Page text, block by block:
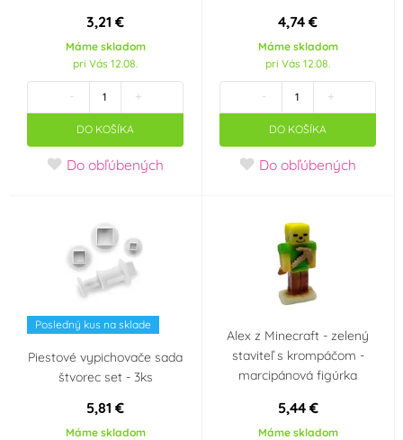
Vhodné pro
vegetariány (3)
Košer (kosher)
Party téma
Minecraft
Použití
v plynové troubě
v horkovzdušné
troubě
v mrazničce
Krajina pôvodu
Holandsko
3,21 €
Máme skladom
pri Vás 12.08.
- +
DO KOŠÍKA
Do obľúbených
4,74 €
Máme skladom
pri Vás 12.08.
- +
DO KOŠÍKA
Do obľúbených
Posledný kus na sklade
Piestové vypichovače sada
štvorec set - 3ks
5,81 €
Máme skladom
Alex z Minecraft - zelený
staviteľ s krompáčom -
marcipánová figúrka
5,44 €
Máme skladom